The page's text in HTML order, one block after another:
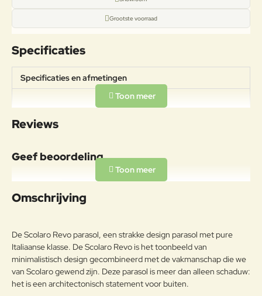
Grootste voorraad
Specificaties
Specificaties en afmetingen
Afmetingen:
Aluminium
Aluminiumlegeringen,
buitengewoon geschikt voor de
Onderhoudsadvies
Om het product lange tijd in
uitstekende staat te houden, raden
Reviews
Geef beoordeling
Uw naam:
Note:HTML-code wordt niet vertaald!
Omschrijving
De Scolaro Revo parasol, een strakke design parasol met pure
Italiaanse klasse. De Scolaro Revo is het toonbeeld van
minimalistisch design gecombineerd met de vakmanschap die we
van Scolaro gewend zijn. Deze parasol is meer dan alleen schaduw:
het is een architectonisch statement voor buiten.